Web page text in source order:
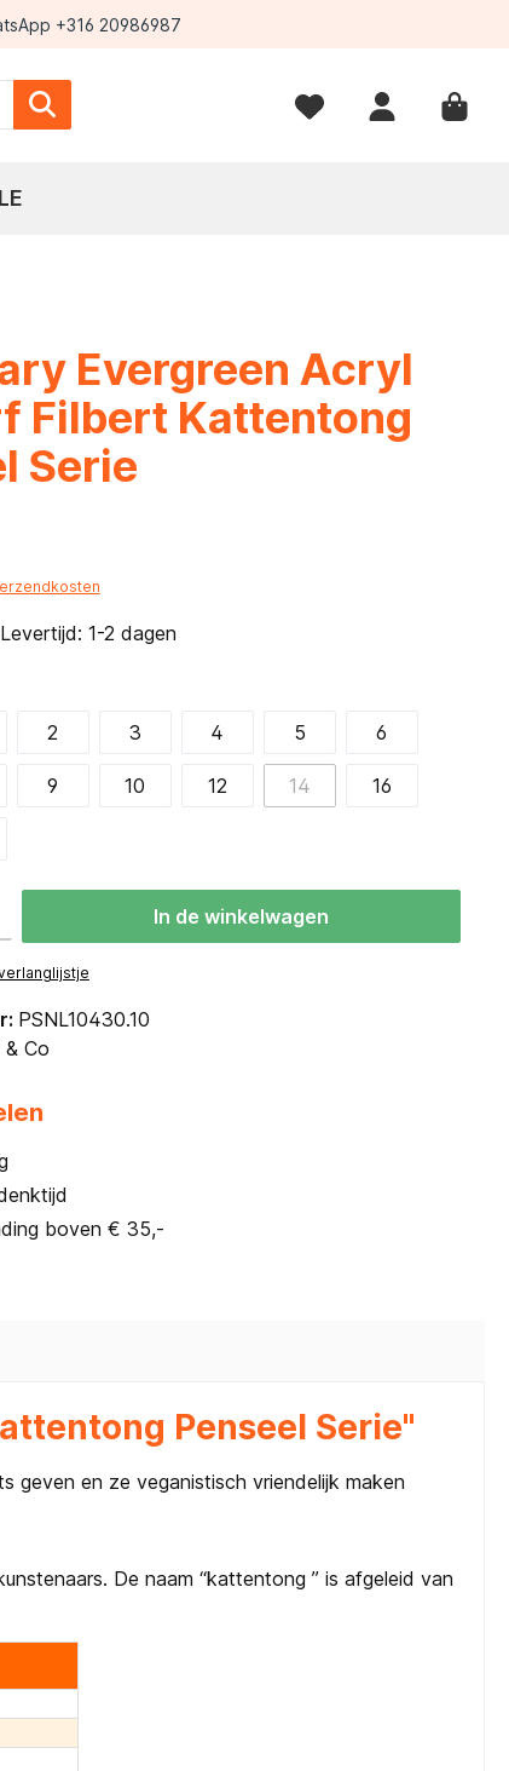
+316 20986987
Evergreen Acryl
Filbert Kattentong
Serie
1-2 dagen
2 3 4 5 6
9 10 12 14 16
In de winkelwagen
PSNL10430.10
& Co
boven € 35,-
Penseel Serie"
geven en ze veganistisch vriendelijk maken
De naam “kattentong ” is afgeleid van